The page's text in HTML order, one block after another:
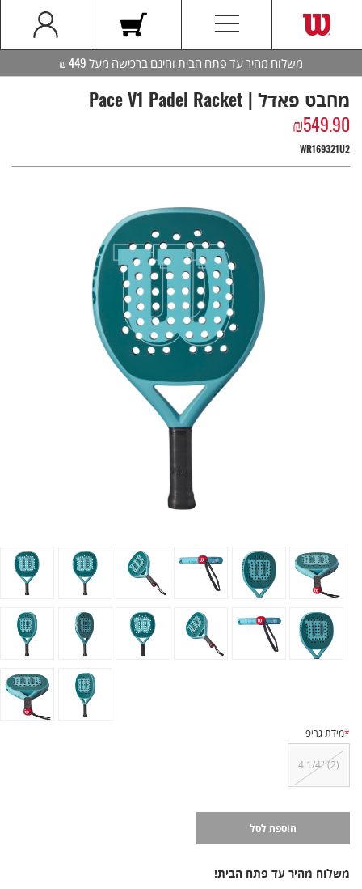
משלוח מהיר עד פתח הבית וחינם ברכישה מעל 449 ₪
מחבט פאדל | Pace V1 Padel Racket
₪549.90
WR169321U2
*מידת גריפ
4 1/4" (2)
הוספה לסל
משלוח מהיר עד פתח הבית!